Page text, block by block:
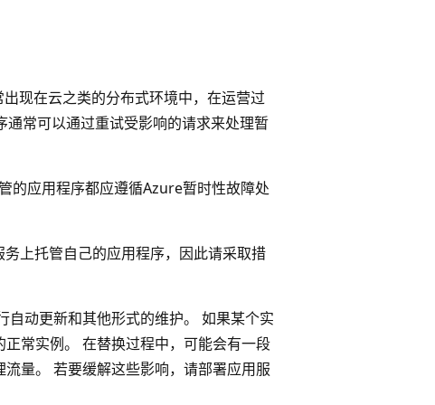
现在云之类的分布式环境中，在运营过
常可以通过重试受影响的请求来处理暂
的应用程序都应遵循Azure暂时性故障处
上托管自己的应用程序，因此请采取措
自动更新和其他形式的维护。 如果某个实
常实例。 在替换过程中，可能会有一段
量。 若要缓解这些影响，请部署应用服